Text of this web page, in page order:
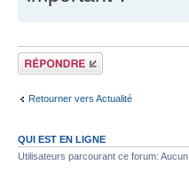
Répondre
Retourner vers Actualité
QUI EST EN LIGNE
Utilisateurs parcourant ce forum: